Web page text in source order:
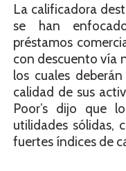
La calificadora
se han
préstamos
con descuento vía
los cuales
calidad de sus
Poor’s dijo que
utilidades sólidas,
fuertes índices de